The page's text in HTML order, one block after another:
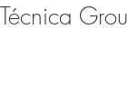
Técnica